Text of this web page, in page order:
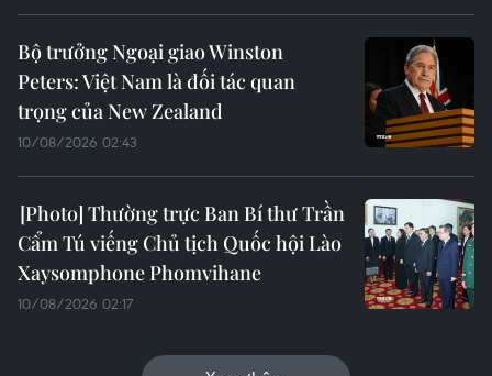
Bộ trưởng Ngoại giao Winston
Peters: Việt Nam là đối tác quan
trọng của New Zealand
10/08/2026 02:43
Thường trực Ban Bí thư Trần
Cẩm Tú viếng Chủ tịch Quốc hội Lào
Xaysomphone Phomvihane
10/08/2026 02:17